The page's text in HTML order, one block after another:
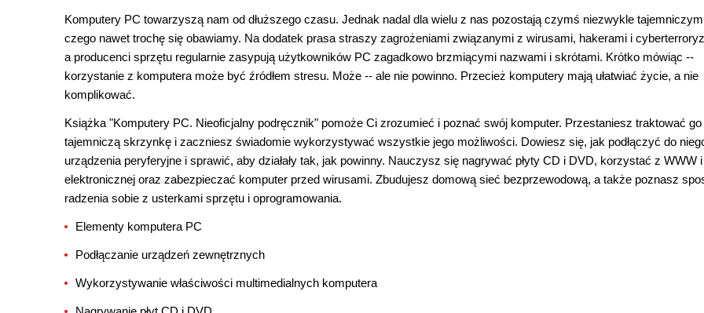
Komputery PC towarzyszą nam od dłuższego czasu. Jednak nadal dla wielu z nas pozostają czymś niezwykle
czego nawet trochę się obawiamy. Na dodatek prasa straszy zagrożeniami związanymi z wirusami, hakerami i
a producenci sprzętu regularnie zasypują użytkowników PC zagadkowo brzmiącymi nazwami i skrótami. Krótko mówiąc --
korzystanie z komputera może być źródłem stresu. Może -- ale nie powinno. Przecież komputery mają ułatwiać życie, a nie
komplikować.
Książka "Komputery PC. Nieoficjalny podręcznik" pomoże Ci zrozumieć i poznać swój komputer. Przestaniesz traktować go
tajemniczą skrzynkę i zaczniesz świadomie wykorzystywać wszystkie jego możliwości. Dowiesz się, jak podłączyć do
urządzenia peryferyjne i sprawić, aby działały tak, jak powinny. Nauczysz się nagrywać płyty CD i DVD, korzystać z WWW
elektronicznej oraz zabezpieczać komputer przed wirusami. Zbudujesz domową sieć bezprzewodową, a także poznasz
radzenia sobie z usterkami sprzętu i oprogramowania.
Elementy komputera PC
Podłączanie urządzeń zewnętrznych
Wykorzystywanie właściwości multimedialnych komputera